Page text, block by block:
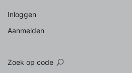
Inloggen
Aanmelden
Zoek op code